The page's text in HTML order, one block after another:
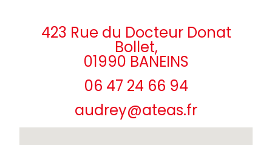
423 Rue du Docteur Donat
Bollet,
01990 BANEINS
06 47 24 66 94
audrey@ateas.fr